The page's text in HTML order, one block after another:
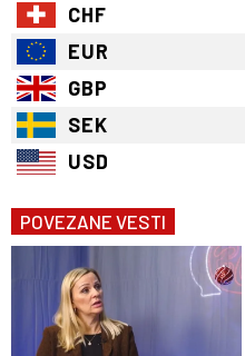
CHF
EUR
GBP
SEK
USD
POVEZANE VESTI